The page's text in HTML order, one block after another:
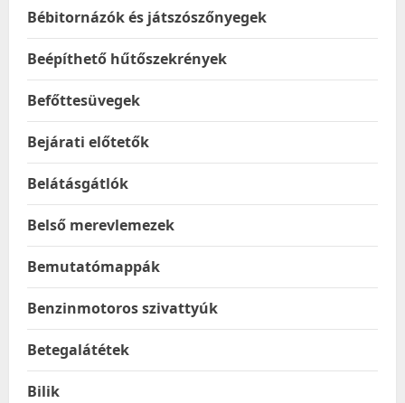
Bébitornázók és játszószőnyegek
Beépíthető hűtőszekrények
Befőttesüvegek
Bejárati előtetők
Belátásgátlók
Belső merevlemezek
Bemutatómappák
Benzinmotoros szivattyúk
Betegalátétek
Bilik